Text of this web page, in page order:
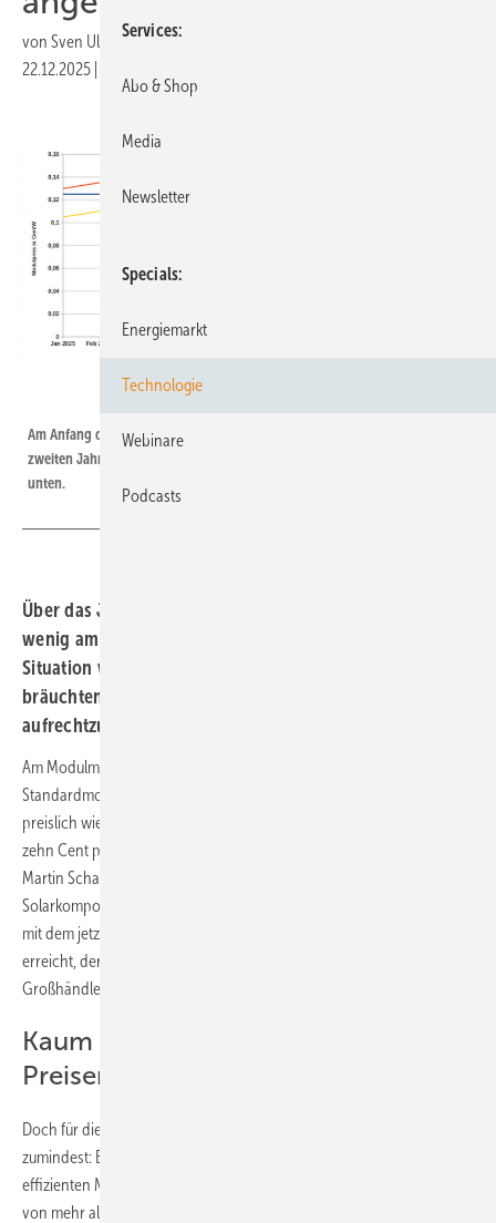
von Sven Ullrich
22.12.2025
Am Anfang des Jahres gingen die Modulpreise nach oben. Doch in der
zweiten Jahreshälfte kannten die Preise fast nur noch eine Richtung: nach
unten.
Über das Jahr hinweg haben sich die Modulpreise nur
wenig am unteren Ende der Skala bewegt. Ob diese
Situation weiter anhält, ist unklar. Doch die Hersteller
bräuchten höhere Preise, um die Qualität
aufrechtzuerhalten.
Am Modulmarkt ist kaum Preisbewegung wahrzunehmen. Einzig die
Standardmodule haben sich in den vergangenen vier Wochen
preislich wieder nach unten bewegt. Diese werden derzeit wieder für
zehn Cent pro Watt gehandelt. Ob es nur ein kurzer Ausreißer ist, wie
Martin Schachinger, Geschäftsführer des Online-Marktplatzes für
Solarkomponenten PV Xchange, vermutet, bleibt abzuwarten. Denn
mit dem jetzigen Wert haben diese Module wieder den Tiefpreis
erreicht, der schon zwischen August und Oktober von den
Großhändlern aufgerufen wurde.
Kaum noch Bewegung bei den
Preisen
Doch für die anderen relevanten Kategorien auf dem Modulmarkt gilt
zumindest: Es gibt keine Bewegung mehr. So liegen die Preise für die
effizienten Module mit moderner Zelltechnik und einem Wirkungsgrad
von mehr als 23 Prozent weiterhin bei elf Cent pro Watt. Über das
Services
Abo & Shop
Media
Newsletter
Specials
Energiemarkt
Technologie
Webinare
Podcasts